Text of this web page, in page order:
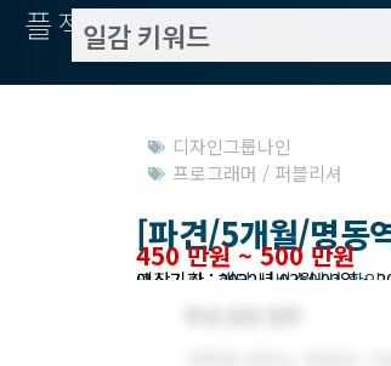
플젝서치
디자인그룹나인
프로그래머 / 퍼블리셔
[파견/5개월/명동
450 만원 ~ 500 만원
모집기한 : 해당 서비스에서 확인
예상기간 : 2022년 03월 02일 ~